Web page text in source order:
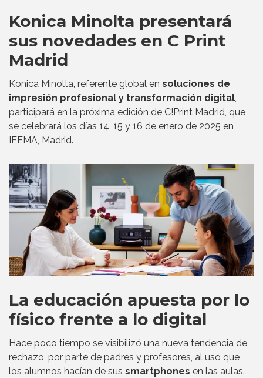
Konica Minolta presentará
sus novedades en C Print
Madrid
Konica Minolta, referente global en soluciones de
impresión profesional y transformación digital
participará en la próxima edición de C!Print Madrid, que
se celebrará los días 14, 15 y 16 de enero de 2025 en
IFEMA, Madrid.
La educación apuesta por lo
físico frente a lo digital
Hace poco tiempo se visibilizó una nueva tendencia de
rechazo, por parte de padres y profesores, al uso que
los alumnos hacían de sus smartphones en las aulas.